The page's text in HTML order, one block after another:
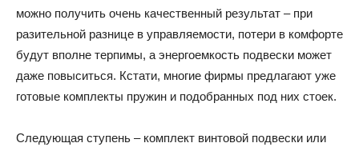
можно получить очень качественный результат – при
разительной разнице в управляемости, потери в комфорте
будут вполне терпимы, а энергоемкость подвески может
даже повыситься. Кстати, многие фирмы предлагают уже
готовые комплекты пружин и подобранных под них стоек.
Следующая ступень – комплект винтовой подвески или